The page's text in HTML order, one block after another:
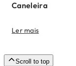
Caneleira
Ler mais
Scroll to top